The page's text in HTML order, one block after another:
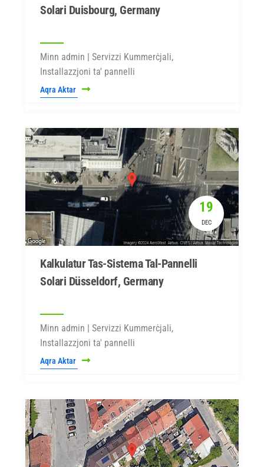
Solari Duisbourg, Germany
Minn admin | Servizzi Kummerċjali,
Installazzjoni ta' pannelli
Aqra Aktar
19
DEC
Kalkulatur Tas-Sistema Tal-Pannelli
Solari Düsseldorf, Germany
Minn admin | Servizzi Kummerċjali,
Installazzjoni ta' pannelli
Aqra Aktar